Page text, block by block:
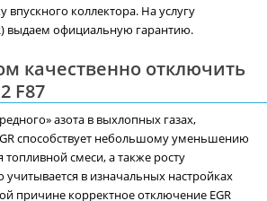
впускного коллектора. На услугу
выдаем официальную гарантию.
качественно отключить
F87
азота в выхлопных газах,
способствует небольшому уменьшению
смеси, а также росту
учитывается в изначальных настройках
причине корректное отключение EGR